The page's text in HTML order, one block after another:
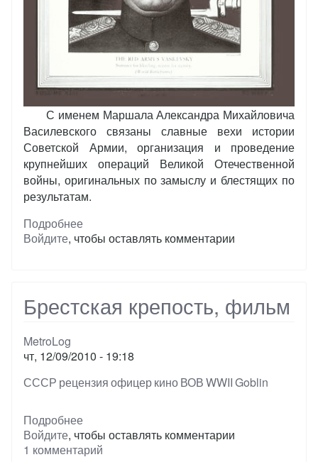
С именем Маршала Александра Михайловича
Василевского связаны славные вехи истории
Советской Армии, организация и проведение
крупнейших операций Великой Отечественной
войны, оригинальных по замыслу и блестящих по
результатам.
Подробнее
Штабс-
Войдите, чтобы оставлять комментарии
Брестская крепость, фильм
MetroLog
чт, 12/09/2010 - 19:18
Тэги
СССР рецензияофицеркиноВОВWWIIGoblin
Подробнее
Брестская
крепость,
Войдите, чтобы оставлять комментарии
1 комментарий